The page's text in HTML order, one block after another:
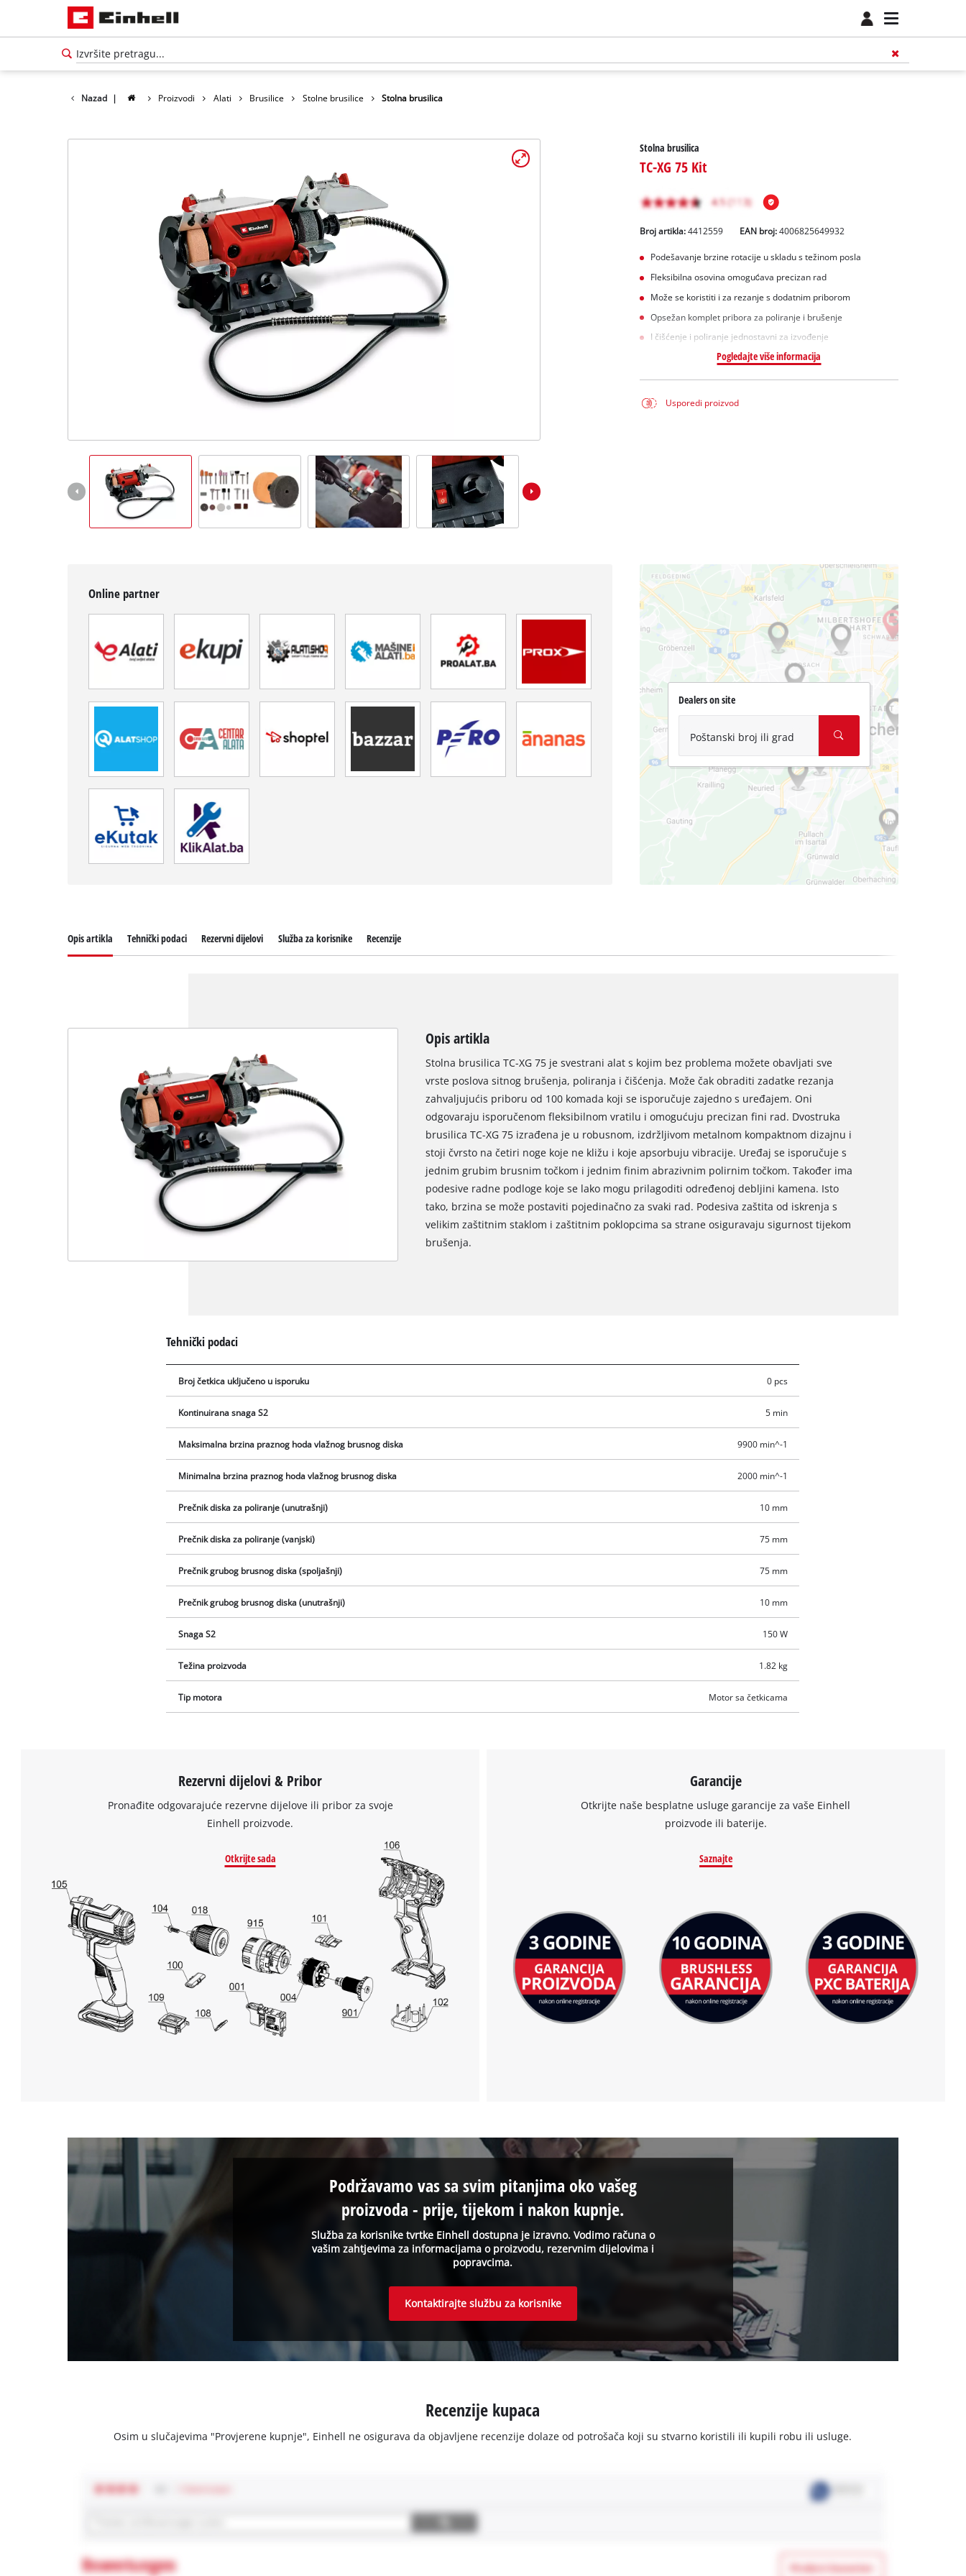
Nazad | Proizvodi Alati Brusilice Stolne brusilice Stolna brusilica
Stolna brusilica
TC-XG 75 Kit
Broj artikla: 4412559 EAN broj:4006825649932
Podešavanje brzine rotacije u skladu s težinom posla
Fleksibilna osovina omogućava precizan rad
Može se koristiti i za rezanje s dodatnim priborom
Opsežan komplet pribora za poliranje i brušenje
I čišćenje i poliranje jednostavni za izvođenje
Pogledajte više informacija
Usporedi proizvod
Online partner
Dealers on site
Poštanski broj ili grad
Google Maps service!
This content is not permitted to load due
visitor. The website owner needs to setup
Opis artikla Tehnički podaci Rezervni dijelovi Služba za korisnike Recenzije
Opis artikla
Stolna brusilica TC-XG 75 je svestrani alat s kojim bez problema možete obavljati sve
vrste poslova sitnog brušenja, poliranja i čišćenja. Može čak obraditi zadatke rezanja
zahvaljujućis priboru od 100 komada koji se isporučuje zajedno s uređajem. Oni
odgovaraju isporučenom fleksibilnom vratilu i omogućuju precizan fini rad. Dvostruka
brusilica TC-XG 75 izrađena je u robusnom, izdržljivom metalnom kompaktnom dizajnu i
stoji čvrsto na četiri noge koje ne kližu i koje apsorbuju vibracije. Uređaj se isporučuje s
jednim grubim brusnim točkom i jednim finim abrazivnim polirnim točkom. Također ima
podesive radne podloge koje se lako mogu prilagoditi određenoj debljini kamena. Isto
tako, brzina se može postaviti pojedinačno za svaki rad. Podesiva zaštita od iskrenja s
velikim zaštitnim staklom i zaštitnim poklopcima sa strane osiguravaju sigurnost tijekom
brušenja.
Tehnički podaci
Broj četkica uključeno u isporuku 0 pcs
Kontinuirana snaga S2 5 min
Maksimalna brzina praznog hoda vlažnog brusnog diska 9900 min^-1
Minimalna brzina praznog hoda vlažnog brusnog diska 2000 min^-1
Prečnik diska za poliranje (unutrašnji) 10 mm
Prečnik diska za poliranje (vanjski) 75 mm
Prečnik grubog brusnog diska (spoljašnji) 75 mm
Prečnik grubog brusnog diska (unutrašnji) 10 mm
Snaga S2 150 W
Težina proizvoda 1.82 kg
Tip motora Motor sa četkicama
Rezervni dijelovi & Pribor
Pronađite odgovarajuće rezervne dijelove ili pribor za svoje
Einhell proizvode.
Otkrijte sada
Garancije
Otkrijte naše besplatne usluge garancije za vaše Einhell
proizvode ili baterije.
Saznajte
Služba za korisnike tvrtke Einhell dostupna je izravno. Vodimo računa o
vašim zahtjevima za informacijama o proizvodu, rezervnim dijelovima i
popravcima.
Podržavamo vas sa svim pitanjima oko vašeg
proizvoda - prije, tijekom i nakon kupnje.
Kontaktirajte službu za korisnike
Recenzije kupaca
Osim u slučajevima "Provjerene kupnje", Einhell ne osigurava da objavljene recenzije dolaze od potrošača koji su stvarno koristili ili kupili robu ili usluge.